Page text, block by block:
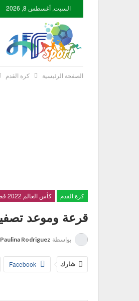
السبت, أغسطس 8, 2026
الصفحة الرئيسية كرة القدم
كرة القدم كأس العالم 2022 قطر
قرعة وموعد
بواسطة Paulina Rodriguez
شارك Facebook